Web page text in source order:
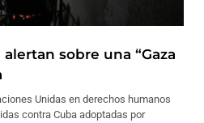
sobre una “Gaza
Unidas en derechos humanos
contra Cuba adoptadas por